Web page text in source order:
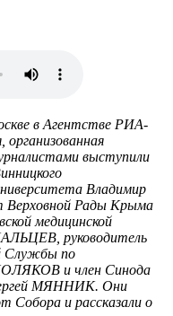
в Агентстве РИА-
выступили
Владимир
Рады Крыма
медицинской
руководитель
Службы по
и член Синода
МЯННИК. Они
Собора и рассказали о